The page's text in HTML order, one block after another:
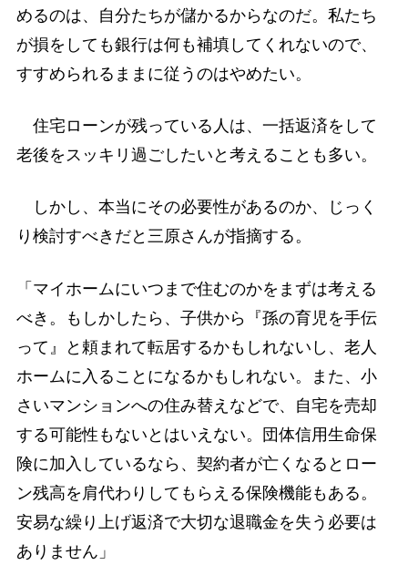
めるのは、自分たちが儲かるからなのだ。私たち
が損をしても銀行は何も補填してくれないので、
すすめられるままに従うのはやめたい。
住宅ローンが残っている人は、一括返済をして
老後をスッキリ過ごしたいと考えることも多い。
しかし、本当にその必要性があるのか、じっく
り検討すべきだと三原さんが指摘する。
「マイホームにいつまで住むのかをまずは考える
べき。もしかしたら、子供から『孫の育児を手伝
って』と頼まれて転居するかもしれないし、老人
ホームに入ることになるかもしれない。また、小
さいマンションへの住み替えなどで、自宅を売却
する可能性もないとはいえない。団体信用生命保
険に加入しているなら、契約者が亡くなるとロー
ン残高を肩代わりしてもらえる保険機能もある。
安易な繰り上げ返済で大切な退職金を失う必要は
ありません」